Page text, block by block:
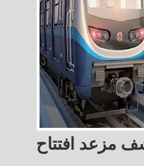
مزعد افتتاح